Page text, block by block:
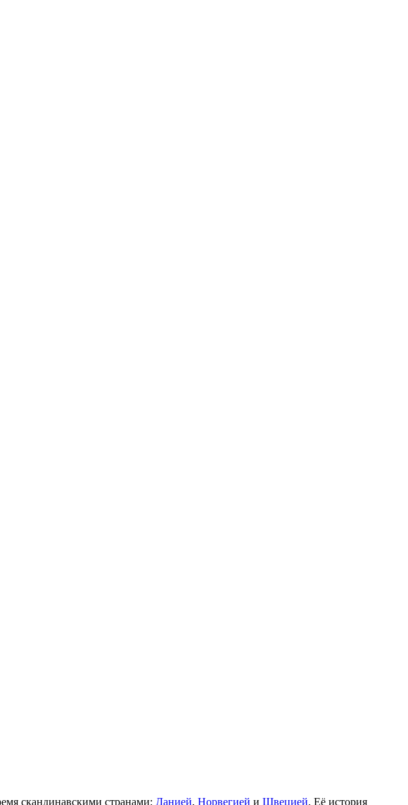
скандинавскими странами: Данией, Норвегией и Швецией. Её история